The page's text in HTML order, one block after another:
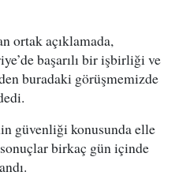
ortak açıklamada,
başarılı bir işbirliği ve
buradaki görüşmemizde
güvenliği konusunda elle
birkaç gün içinde